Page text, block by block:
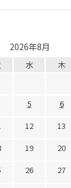
2026年8月
水 木
5 6
12 13
19 20
26 27